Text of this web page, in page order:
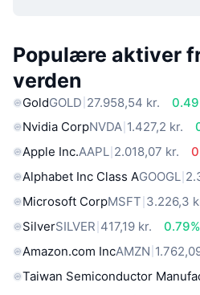
Populære aktiver
verden
GoldGOLD 27.958,54 kr.
Nvidia CorpNVDA 1.427,2 kr.
Apple Inc.AAPL 2.018,07 kr.
Alphabet Inc Class AGOOGL
Microsoft CorpMSFT 3.226,3
SilverSILVER 417,19 kr.
0.79%
Amazon.com IncAMZN
Taiwan Semiconductor